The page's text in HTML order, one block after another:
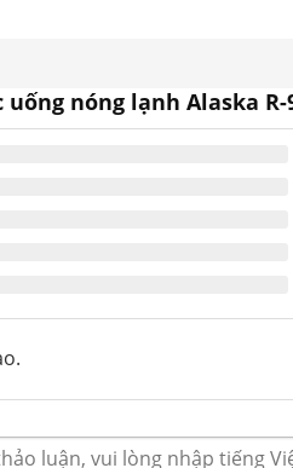
sinh và lau chùi thuận tiện
nước nóng lạnh nhanh, có
với môi trường.
nước uống nóng
nóng lạnh Alaska R-